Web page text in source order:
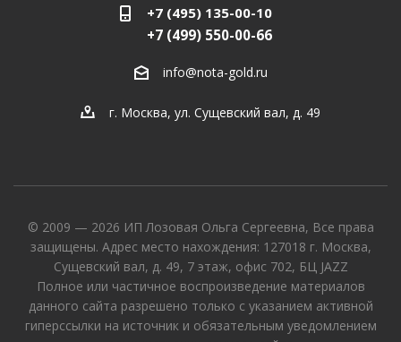
+7 (495) 135-00-10
+7 (499) 550-00-66
info@nota-gold.ru
г. Москва, ул. Сущевский вал, д. 49
© 2009 — 2026 ИП Лозовая Ольга Сергеевна, Все права
защищены. Адрес место нахождения: 127018 г. Москва,
Сущевский вал, д. 49, 7 этаж, офис 702, БЦ JAZZ
Полное или частичное воспроизведение материалов
данного сайта разрешено только с указанием активной
гиперссылки на источник и обязательным уведомлением